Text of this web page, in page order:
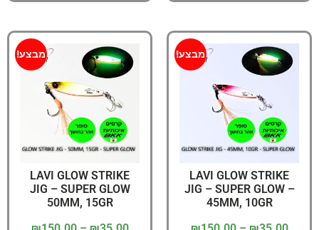
מבצע!
LAVI GLOW STRIKE
JIG – SUPER GLOW –
45MM, 10GR
מבצע!
LAVI GLOW STRIKE
JIG – SUPER GLOW
50MM, 15GR